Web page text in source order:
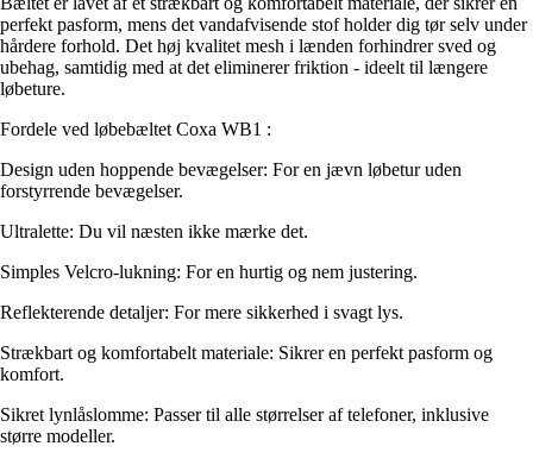
perfekt pasform, mens det vandafvisende stof holder dig tør selv under
hårdere forhold. Det høj kvalitet mesh i lænden forhindrer sved og
ubehag, samtidig med at det eliminerer friktion - ideelt til længere
løbeture.
Fordele ved løbebæltet Coxa WB1 :
Design uden hoppende bevægelser: For en jævn løbetur uden
forstyrrende bevægelser.
Ultralette: Du vil næsten ikke mærke det.
Simples Velcro-lukning: For en hurtig og nem justering.
Reflekterende detaljer: For mere sikkerhed i svagt lys.
Strækbart og komfortabelt materiale: Sikrer en perfekt pasform og
komfort.
Sikret lynlåslomme: Passer til alle størrelser af telefoner, inklusive
større modeller.